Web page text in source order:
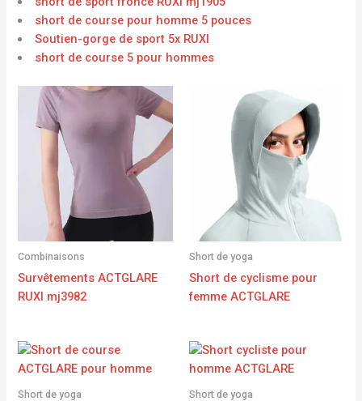
short de course pour homme 5 pouces
Soutien-gorge de sport 5x RUXI
short de course 5 pour hommes
Combinaisons
Survêtements ACTGLARE
RUXI mj3982
Short de yoga
Short de cyclisme pour
femme ACTGLARE
Short de yoga Short de yoga